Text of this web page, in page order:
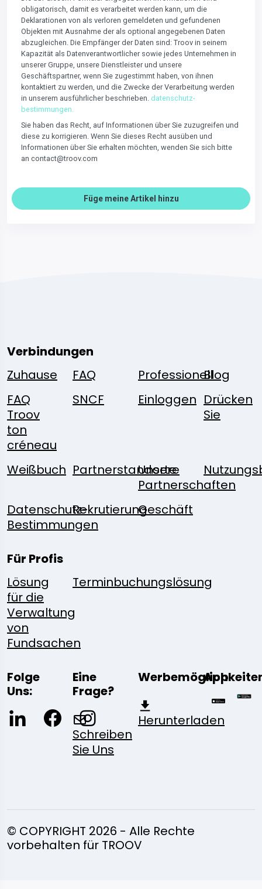
obligatorisch, damit es verarbeitet werden kann, um die
Deklarationen von als verloren gemeldeten und gefundenen
Objekten mit Ausnahme der als optional angegebenen Daten
abzugleichen. Die Empfänger der Daten sind: Troov in seinem
Kapazität als Datenverantwortlicher sowie jedes Unternehmen in
unserer Gruppe, unsere Dienstleister und unsere
Geschäftspartner, wenn Sie zugestimmt haben, von ihnen
kontaktiert zu werden, und die Zwecke der Verarbeitung werden
in unserem ausführlicher beschrieben. datenschutz-
bestimmungen.
Sie haben das Recht, auf Informationen über Sie zuzugreifen und
diese zu korrigieren. Wenn Sie dieses Recht ausüben und
Informationen über Sie erhalten möchten, wenden Sie sich bitte
an contact@troov.com
Füge meine Artikel hinzu
Verbindungen
Zuhause
FAQ ProfessionellBlog
FAQ
Troov
ton
créneau
SNCF Einloggen Drücken
Sie
Weißbuch Partnerstandorte
Unsere
Partnerschaften
Datenschutz-
Bestimmungen
RekrutierungGeschäft
Für Profis
Lösung
für die
Verwaltung
von
Fundsachen
Terminbuchungslösung
Folge
Uns:
Eine
Frage?
Schreiben
Sie Uns
Herunterladen
App
© COPYRIGHT 2026 - Alle Rechte
vorbehalten für TROOV